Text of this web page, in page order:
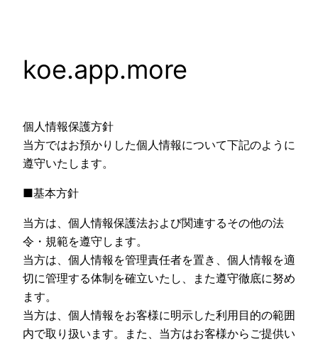
koe.app.more
個人情報保護方針
当方ではお預かりした個人情報について下記のように
遵守いたします。
■基本方針
当方は、個人情報保護法および関連するその他の法
令・規範を遵守します。
当方は、個人情報を管理責任者を置き、個人情報を適
切に管理する体制を確立いたし、また遵守徹底に努め
ます。
当方は、個人情報をお客様に明示した利用目的の範囲
内で取り扱います。また、当方はお客様からご提供い